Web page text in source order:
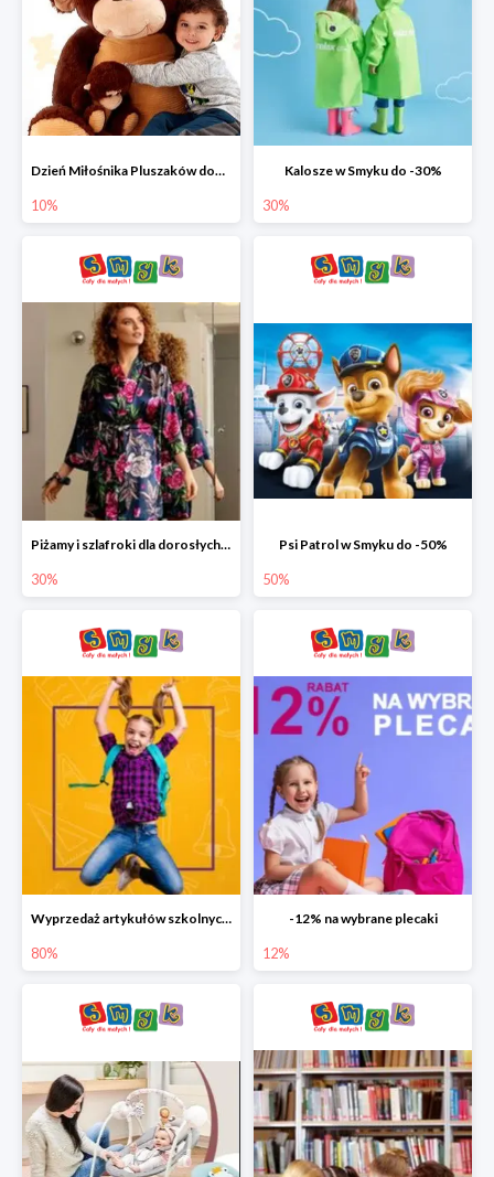
Dzień Miłośnika Pluszaków dodatkowy rabat -10%
10%
Kalosze w Smyku do -30%
30%
Piżamy i szlafroki dla dorosłych w Smyku do -30%
30%
Psi Patrol w Smyku do -50%
50%
Wyprzedaż artykułów szkolnych w Smyku do -80%
80%
-12% na wybrane plecaki
12%